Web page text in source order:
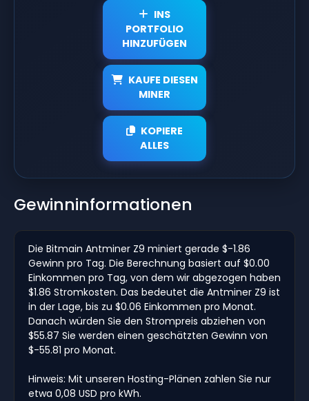
INS
PORTFOLIO
HINZUFÜGEN
KAUFE DIESEN
MINER
KOPIERE
ALLES
Gewinninformationen
Die Bitmain Antminer Z9 miniert gerade $-1.86
Gewinn pro Tag. Die Berechnung basiert auf $0.00
Einkommen pro Tag, von dem wir abgezogen haben
$1.86 Stromkosten. Das bedeutet die Antminer Z9 ist
in der Lage, bis zu $0.06 Einkommen pro Monat.
Danach würden Sie den Strompreis abziehen von
$55.87 Sie werden einen geschätzten Gewinn von
$-55.81 pro Monat.
Hinweis: Mit unseren Hosting-Plänen zahlen Sie nur
etwa 0,08 USD pro kWh.